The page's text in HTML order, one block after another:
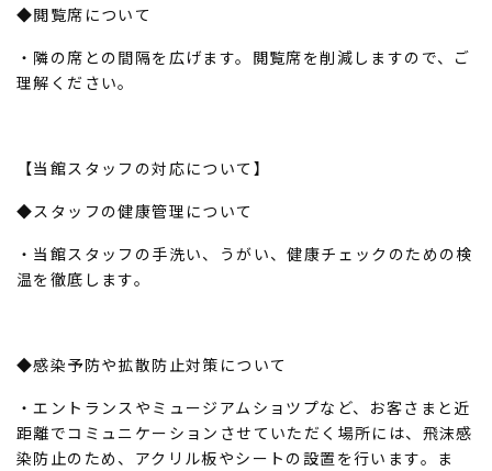
◆閲覧席について
・隣の席との間隔を広げます。閲覧席を削減しますので、ご
理解ください。
【当館スタッフの対応について】
◆スタッフの健康管理について
・当館スタッフの手洗い、うがい、健康チェックのための検
温を徹底します。
◆感染予防や拡散防止対策について
・エントランスやミュージアムショツプなど、お客さまと近
距離でコミュニケーションさせていただく場所には、飛沫感
染防止のため、アクリル板やシートの設置を行います。ま